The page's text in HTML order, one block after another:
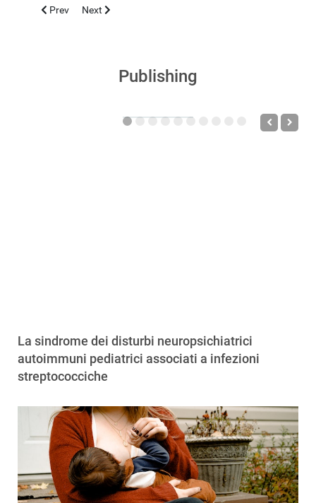
Previous article: BOTULISMO NELL'INFANZIA E NEGLI ADULTI
Prev Next article: Mpox - Vaiolo delle scimmie
Next
Publishing
La sindrome dei disturbi neuropsichiatrici
autoimmuni pediatrici associati a infezioni
streptococciche